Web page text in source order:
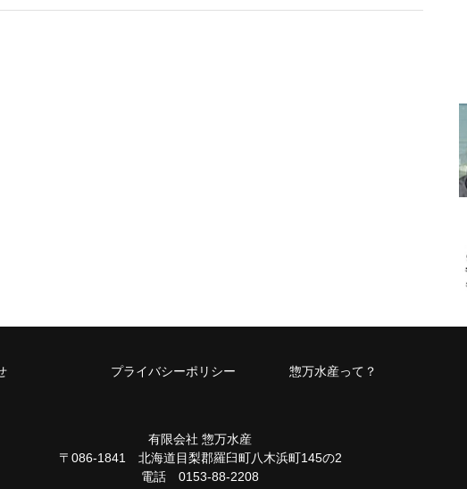
プライバシーポリシー 惣万水産って？
有限会社 惣万水産
〒086-1841 北海道目梨郡羅臼町八木浜町145の2
電話 0153-88-2208